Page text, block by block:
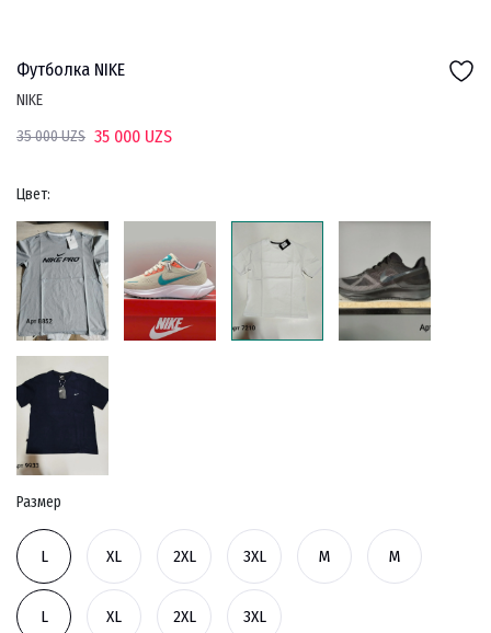
Футболка NIKE
NIKE
35 000 UZS 35 000 UZS
Цвет:
Размер
L XL 2XL 3XL M M
L XL 2XL 3XL